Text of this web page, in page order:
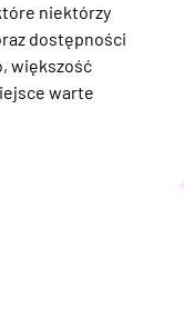
niektórzy
dostępności
większość
warte